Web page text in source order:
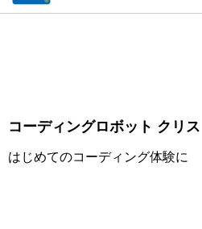
コーディングロボット クリス
はじめてのコーディング体験に